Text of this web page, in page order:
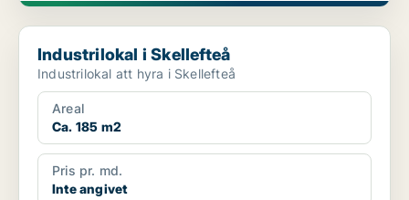
Industrilokal i Skellefteå
Industrilokal i Skellefteå
Industrilokal att hyra i Skellefteå
Areal
Ca. 185 m2
Pris pr. md.
Inte angivet